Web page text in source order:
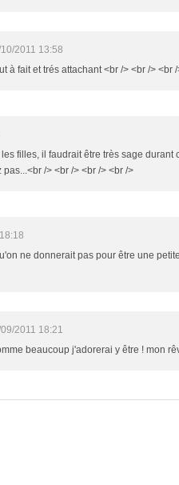
2011 13:58
à fait et trés attachant <br /> <br /> <br
filles, il faudrait être très sage durant
/> <br /> <br /> <br />
ne donnerait pas pour être une
2011 18:21
beaucoup j'adorerai y être ! mon